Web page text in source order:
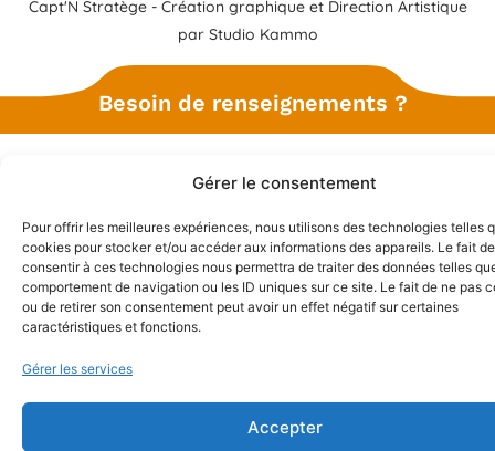
Gérer le consentement
Pour offrir les meilleures expériences, nous utilisons des technologies telles
cookies pour stocker et/ou accéder aux informations des appareils. Le fait de
consentir à ces technologies nous permettra de traiter des données telles
comportement de navigation ou les ID uniques sur ce site. Le fait de ne pas
ou de retirer son consentement peut avoir un effet négatif sur certaines
caractéristiques et fonctions.
Gérer les services
Accepter
Capt'N Stratège- Création graphique et Direction Artistique
par Studio Kammo
Besoin de renseignements ?